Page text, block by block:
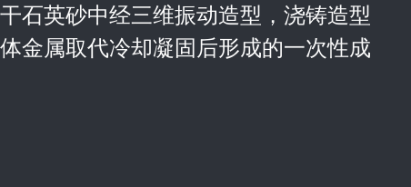
石英砂中经三维振动造型，浇铸造型
金属取代冷却凝固后形成的一次性成